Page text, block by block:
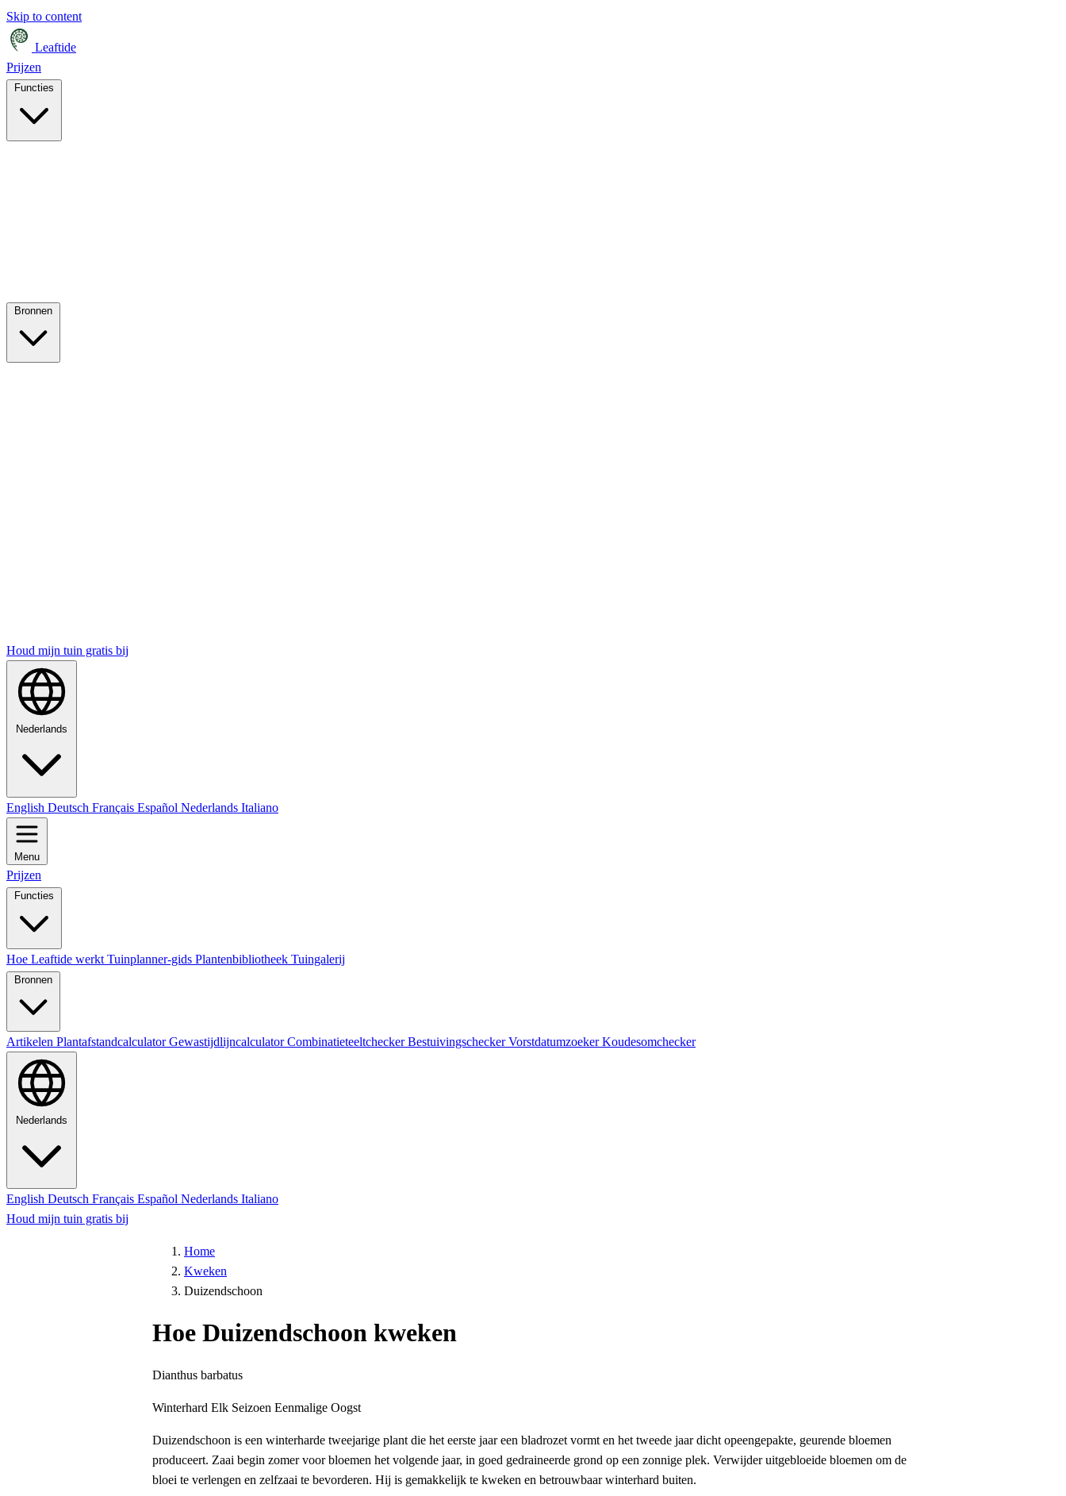
Skip to content
Leaftide
Prijzen
Houd mijn tuin gratis bij
Nederlands
English Deutsch Français Español Nederlands Italiano
Menu
Prijzen
Functies
Hoe Leaftide werkt Tuinplanner-gids Plantenbibliotheek Tuingalerij
Bronnen
Artikelen PlantafstandcalculatorGewastijdlijncalculatorCombinatieteeltcheckerBestuivingscheckerVorstdatumzoekerKoudesomchecker
Nederlands
English Deutsch Français Español Nederlands Italiano
Houd mijn tuin gratis bij
Home
Kweken
Duizendschoon
Hoe Duizendschoon kweken
Dianthus barbatus
Winterhard Elk Seizoen Eenmalige Oogst
Duizendschoon is een winterharde tweejarige plant die het eerste jaar een bladrozet vormt en het tweede jaar dicht opeengepakte, geurende bloemen
produceert. Zaai begin zomer voor bloemen het volgende jaar, in goed gedraineerde grond op een zonnige plek. Verwijder uitgebloeide bloemen om de
bloei te verlengen en zelfzaai te bevorderen. Hij is gemakkelijk te kweken en betrouwbaar winterhard buiten.